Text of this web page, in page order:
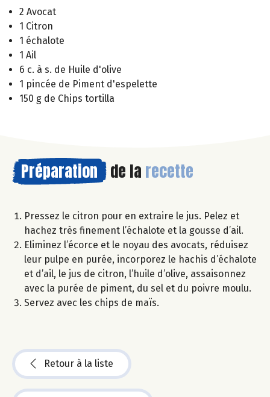
2 Avocat
1 Citron
1 échalote
1 Ail
6 c. à s. de Huile d'olive
1 pincée de Piment d'espelette
150 g de Chips tortilla
Préparation de la recette
Pressez le citron pour en extraire le jus. Pelez et
hachez très finement l’échalote et la gousse d’ail.
Eliminez l’écorce et le noyau des avocats, réduisez
leur pulpe en purée, incorporez le hachis d’échalote
et d’ail, le jus de citron, l’huile d’olive, assaisonnez
avec la purée de piment, du sel et du poivre moulu.
Servez avec les chips de maïs.
Retour à la liste